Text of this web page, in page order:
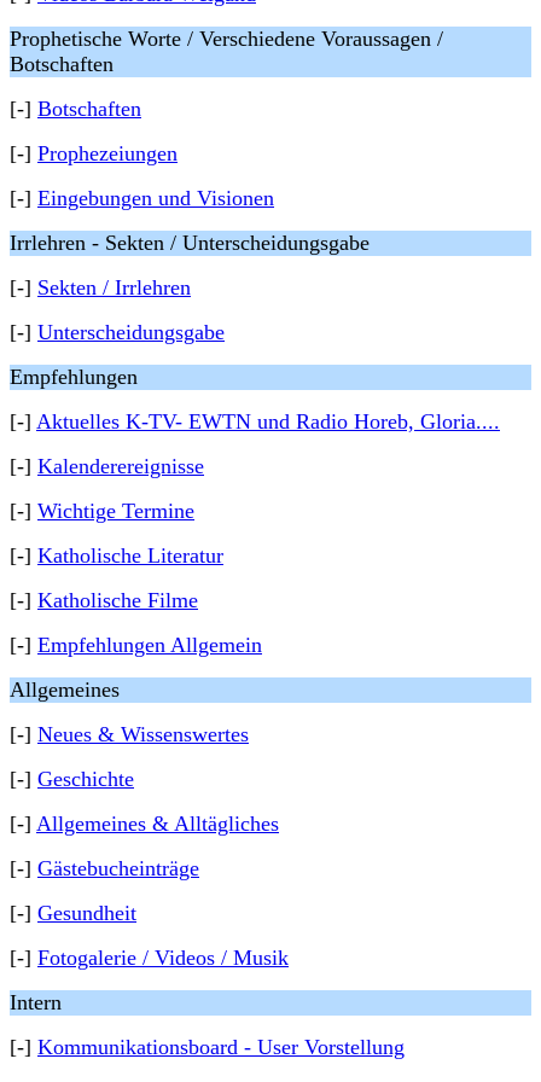
Prophetische Worte / Verschiedene Voraussagen /
Botschaften
[-] Botschaften
[-] Prophezeiungen
[-] Eingebungen und Visionen
Irrlehren - Sekten / Unterscheidungsgabe
[-] Sekten / Irrlehren
[-] Unterscheidungsgabe
Empfehlungen
[-] Aktuelles K-TV- EWTN und Radio Horeb, Gloria....
[-] Kalenderereignisse
[-] Wichtige Termine
[-] Katholische Literatur
[-] Katholische Filme
[-] Empfehlungen Allgemein
Allgemeines
[-] Neues & Wissenswertes
[-] Geschichte
[-] Allgemeines & Alltägliches
[-] Gästebucheinträge
[-] Gesundheit
[-] Fotogalerie / Videos / Musik
Intern
[-] Kommunikationsboard - User Vorstellung